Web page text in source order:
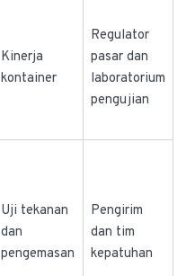
Kinerja
kontainer
Regulator
pasar dan
laboratorium
pengujian
Uji tekanan
dan
pengemasan
Pengirim
dan tim
kepatuhan